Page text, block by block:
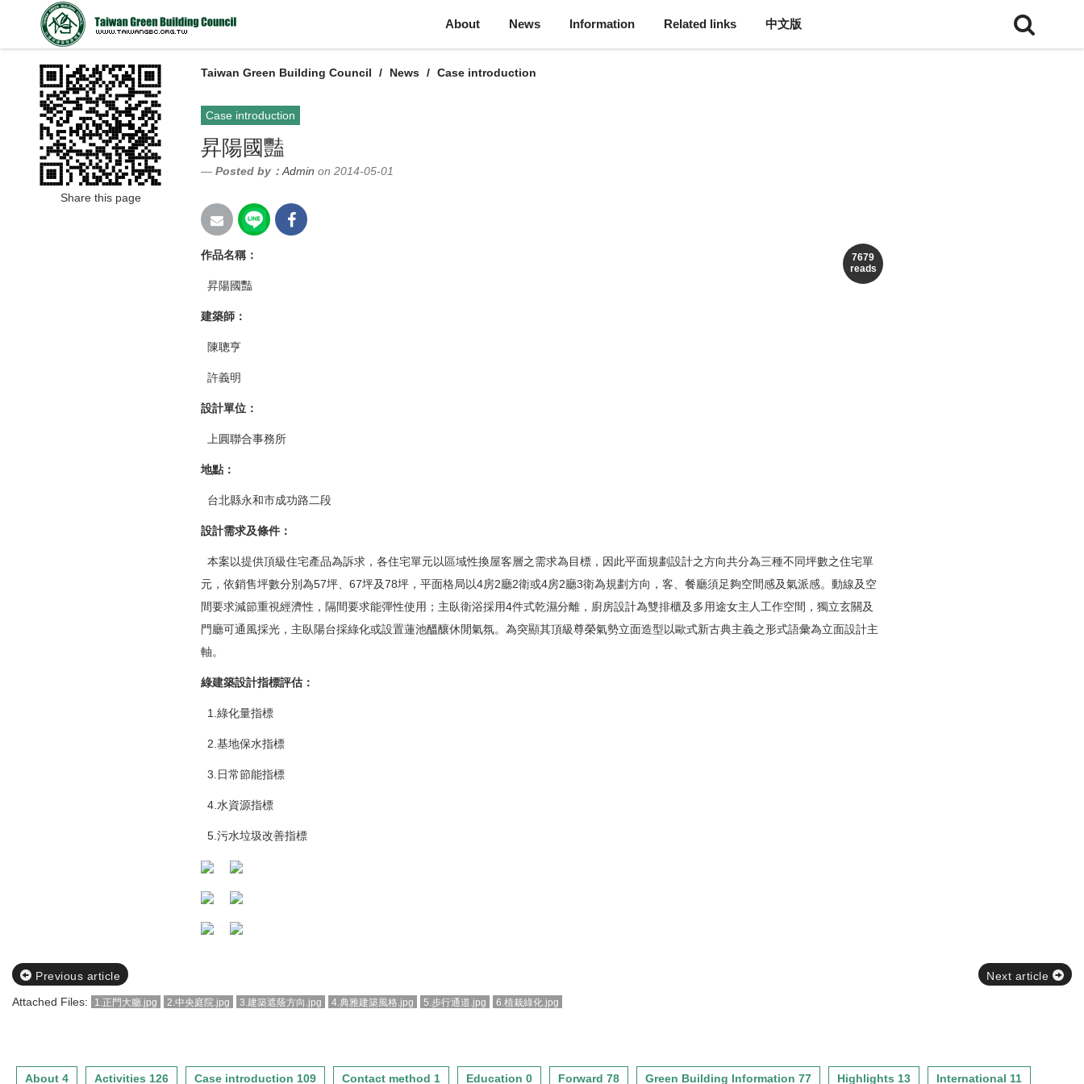
About News Information Related links 中文版
Taiwan Green Building Council News Case introduction
Case introduction
昇陽國豔
Posted by： Admin on 2014-05-01
7679
reads
作品名稱：
昇陽國豔
建築師：
陳聰亨
許義明
設計單位：
上圓聯合事務所
地點：
台北縣永和市成功路二段
設計需求及條件：
本案以提供頂級住宅產品為訴求，各住宅單元以區域性換屋客層之需求為目標，因此平面規劃設計之方向共分為三種不同坪數之住宅單
元，依銷售坪數分別為57坪、67坪及78坪，平面格局以4房2廳2衛或4房2廳3衛為規劃方向，客、餐廳須足夠空間感及氣派感。動線及空
間要求減節重視經濟性，隔間要求能彈性使用；主臥衛浴採用4件式乾濕分離，廚房設計為雙排櫃及多用途女主人工作空間，獨立玄關及
門廳可通風採光，主臥陽台採綠化或設置蓮池醞釀休閒氣氛。為突顯其頂級尊榮氣勢立面造型以歐式新古典主義之形式語彙為立面設計主
軸。
綠建築設計指標評估 ：
1.綠化量指標
2.基地保水指標
3.日常節能指標
4.水資源指標
5.污水垃圾改善指標
Share this page
Previous article
Next article
Attached Files:
1.正門大廳.jpg 2.中央庭院.jpg 3.建築遮蔭方向.jpg 4.典雅建築風格.jpg 5.步行通道.jpg 6.植栽綠化.jpg
About 4 Activities 126 Case introduction 109 Contact method 1 Education 0 Forward 78 Green Building Information 77 Highlights 13 International 11